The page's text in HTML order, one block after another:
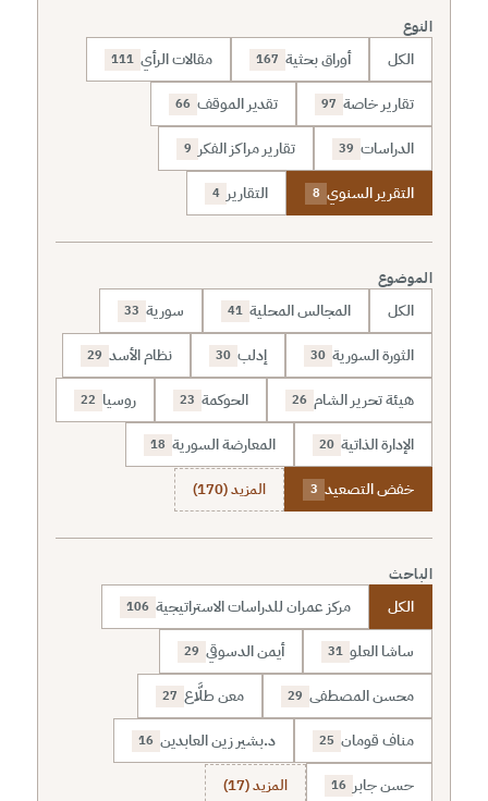
النوع
الكل أوراق بحثية 167 مقالات الرأي 111
تقارير خاصة 97 تقدير الموقف 66
الدراسات 39 تقارير مراكز الفكر 9
التقرير السنوي 8 التقارير 4
الموضوع
الكل المجالس المحلية 41 سورية 33
الثورة السورية 30 إدلب 30 نظام الأسد 29
هيئة تحرير الشام 26 الحوكمة 23 روسيا 22
الإدارة الذاتية 20 المعارضة السورية 18
خفض التصعيد 3 المزيد (170)
الباحث
الكل مركز عمران للدراسات الاستراتيجية 106
ساشا العلو 31 أيمن الدسوقي 29
محسن المصطفى 29 معن طلَّاع 27
مناف قومان 25 د.بشير زين العابدين 16
حسن جابر 16 المزيد (17)